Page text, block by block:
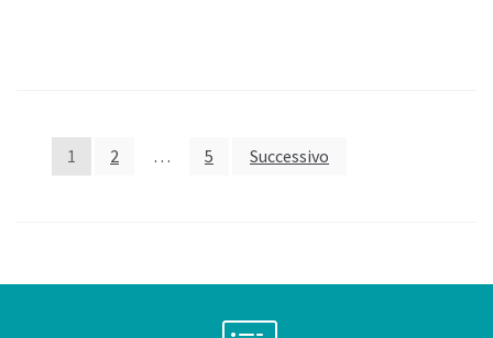
1 2 … 5 Successivo